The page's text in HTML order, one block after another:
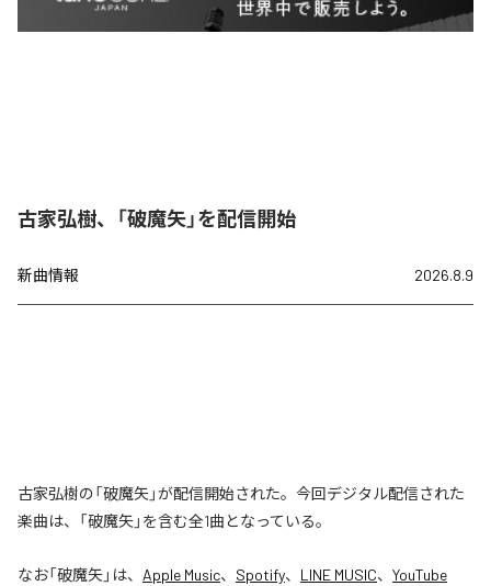
古家弘樹、「破魔矢」を配信開始
新曲情報 2026.8.9
古家弘樹の「破魔矢」が配信開始された。今回デジタル配信された
楽曲は、「破魔矢」を含む全1曲となっている。
なお「破魔矢」は、 Apple Music、 Spotify、 LINE MUSIC、 YouTube